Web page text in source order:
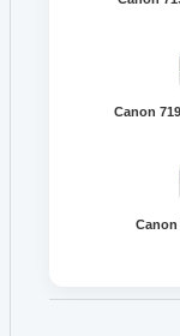
Canon
Canon